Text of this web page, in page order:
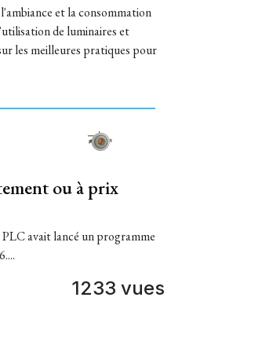
et la consommation
de luminaires et
les meilleures pratiques pour
ou à prix
avait lancé un programme
1233 vues